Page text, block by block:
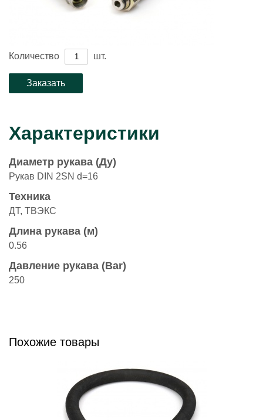
Количество шт.
Характеристики
Диаметр рукава (Ду)
Рукав DIN 2SN d=16
Техника
ДТ, ТВЭКС
Длина рукава (м)
0.56
Давление рукава (Bar)
250
Похожие товары